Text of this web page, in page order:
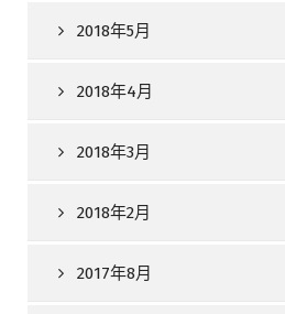
2018年5月
2018年4月
2018年3月
2018年2月
2017年8月